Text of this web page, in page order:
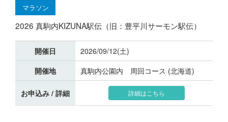
マラソン
2026 真駒内KIZUNA駅伝（旧：豊平川サーモン駅伝）
開催日
2026/09/12(土)
開催地
真駒内公園内 周回コース (北海道)
お申込み / 詳細 詳細はこちら